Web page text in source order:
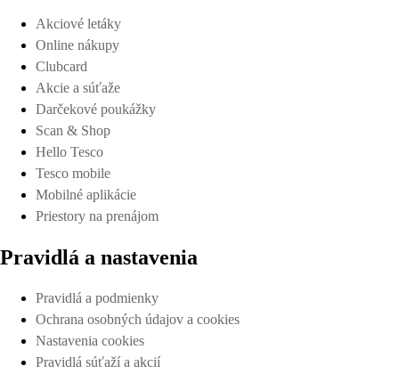
Akciové letáky
Online nákupy
Clubcard
Akcie a súťaže
Darčekové poukážky
Scan & Shop
Hello Tesco
Tesco mobile
Mobilné aplikácie
Priestory na prenájom
Pravidlá a nastavenia
Pravidlá a podmienky
Ochrana osobných údajov a cookies
Nastavenia cookies
Pravidlá súťaží a akcií